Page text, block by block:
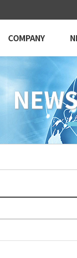
COMPANY